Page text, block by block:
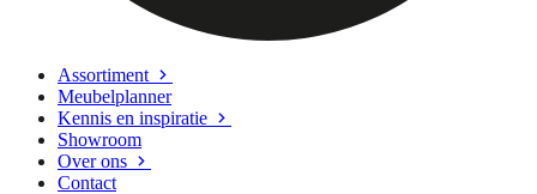
Assortiment
Meubelplanner
Kennis en inspiratie
Showroom
Over ons
Contact